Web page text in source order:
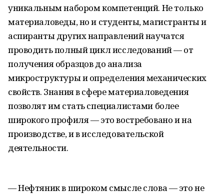
уникальным набором компетенций. Не только
материаловеды, но и студенты, магистранты и
аспиранты других направлений научатся
проводить полный цикл исследований — от
получения образцов до анализа
микроструктуры и определения механических
свойств. Знания в сфере материаловедения
позволят им стать специалистами более
широкого профиля — это востребовано и на
производстве, и в исследовательской
деятельности.
— Нефтяник в широком смысле слова — это не